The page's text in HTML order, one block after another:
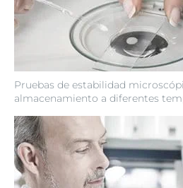
Pruebas de estabilidad
almacenamiento a diferentes